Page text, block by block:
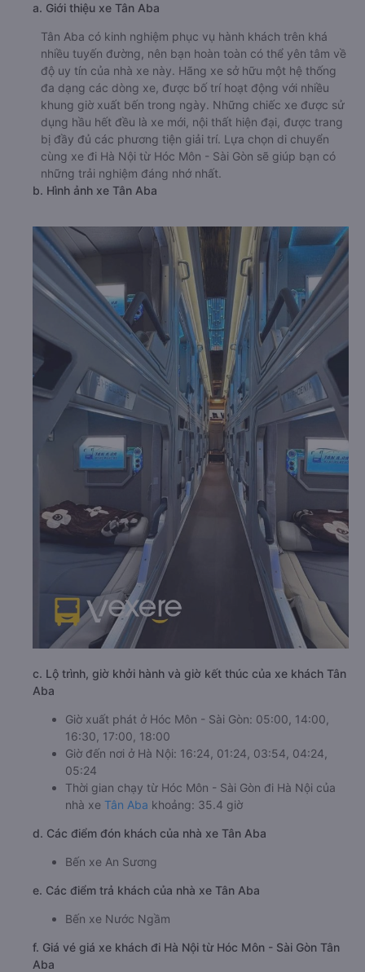
a. Giới thiệu xe Tân Aba
Tân Aba có kinh nghiệm phục vụ hành khách trên khá
nhiều tuyến đường, nên bạn hoàn toàn có thể yên tâm về
độ uy tín của nhà xe này. Hãng xe sở hữu một hệ thống
đa dạng các dòng xe, được bố trí hoạt động với nhiều
khung giờ xuất bến trong ngày. Những chiếc xe được sử
dụng hầu hết đều là xe mới, nội thất hiện đại, được trang
bị đầy đủ các phương tiện giải trí. Lựa chọn di chuyển
cùng xe đi Hà Nội từ Hóc Môn - Sài Gòn sẽ giúp bạn có
những trải nghiệm đáng nhớ nhất.
b. Hình ảnh xe Tân Aba
c. Lộ trình, giờ khởi hành và giờ kết thúc của xe khách Tân
Aba
Giờ xuất phát ở Hóc Môn - Sài Gòn: 05:00, 14:00,
16:30, 17:00, 18:00
Giờ đến nơi ở Hà Nội: 16:24, 01:24, 03:54, 04:24,
05:24
Thời gian chạy từ Hóc Môn - Sài Gòn đi Hà Nội của
nhà xe Tân Aba khoảng: 35.4 giờ
d. Các điểm đón khách của nhà xe Tân Aba
Bến xe An Sương
e. Các điểm trả khách của nhà xe Tân Aba
Bến xe Nước Ngầm
f. Giá vé giá xe khách đi Hà Nội từ Hóc Môn - Sài Gòn Tân
Aba